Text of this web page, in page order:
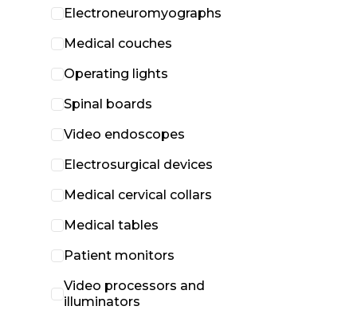
Electroneuromyographs
Medical couches
Operating lights
Spinal boards
Video endoscopes
Electrosurgical devices
Medical cervical collars
Medical tables
Patient monitors
Video processors and
illuminators